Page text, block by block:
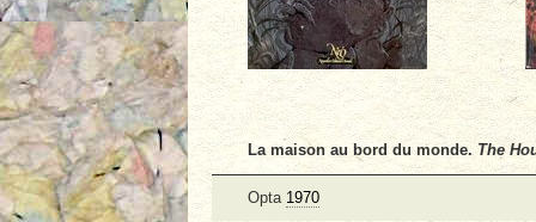
La maison au bord du monde.The
Opta 1970